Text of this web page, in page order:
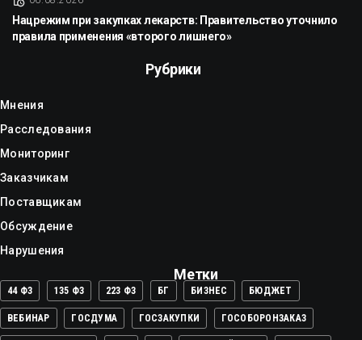
Нацрежим при закупках лекарств: Правительство уточнило
правила применения «второго лишнего»
Рубрики
Мнения
Расследования
Мониторинг
Заказчикам
Поставщикам
Обсуждение
Нарушения
Метки
44 ФЗ 135 ФЗ 223 ФЗ БГ БИЗНЕС БЮДЖЕТ
ВЕБИНАР ГОСДУМА ГОСЗАКУПКИ ГОСОБОРОНЗАКАЗ